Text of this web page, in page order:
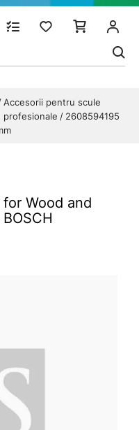
Accesorii pentru scule
profesionale
2608594195
Wood and